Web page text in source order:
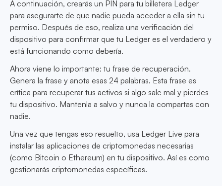
A continuación, crearás un PIN para tu billetera Ledger
para asegurarte de que nadie pueda acceder a ella sin tu
permiso. Después de eso, realiza una verificación del
dispositivo para confirmar que tu Ledger es el verdadero y
está funcionando como debería.
Ahora viene lo importante: tu frase de recuperación.
Genera la frase y anota esas 24 palabras. Esta frase es
crítica para recuperar tus activos si algo sale mal y pierdes
tu dispositivo. Mantenla a salvo y nunca la compartas con
nadie.
Una vez que tengas eso resuelto, usa Ledger Live para
instalar las aplicaciones de criptomonedas necesarias
(como Bitcoin o Ethereum) en tu dispositivo. Así es como
gestionarás criptomonedas específicas.